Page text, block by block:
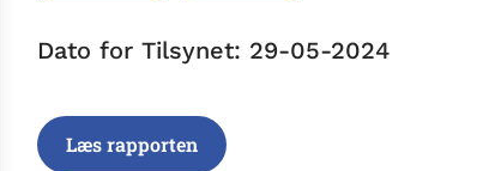
Dato for Tilsynet: 29-05-2024
Læs rapporten